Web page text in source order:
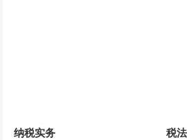
纳税实务 税